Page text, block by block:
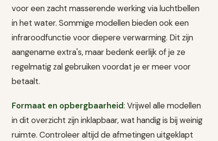
voor een zacht masserende werking via luchtbellen
in het water. Sommige modellen bieden ook een
infraroodfunctie voor diepere verwarming. Dit zijn
aangename extra's, maar bedenk eerlijk of je ze
regelmatig zal gebruiken voordat je er meer voor
betaalt.
Formaat en opbergbaarheid: Vrijwel alle modellen
in dit overzicht zijn inklapbaar, wat handig is bij weinig
ruimte. Controleer altijd de afmetingen uitgeklapt